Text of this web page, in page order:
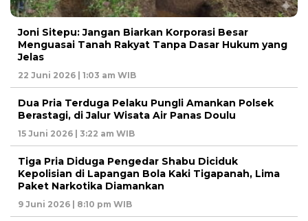
Joni Sitepu: Jangan Biarkan Korporasi Besar
Menguasai Tanah Rakyat Tanpa Dasar Hukum yang
Jelas
22 Juni 2026 | 1:03 am WIB
Dua Pria Terduga Pelaku Pungli Amankan Polsek
Berastagi, di Jalur Wisata Air Panas Doulu
15 Juni 2026 | 3:22 am WIB
Tiga Pria Diduga Pengedar Shabu Diciduk
Kepolisian di Lapangan Bola Kaki Tigapanah, Lima
Paket Narkotika Diamankan
9 Juni 2026 | 8:10 pm WIB